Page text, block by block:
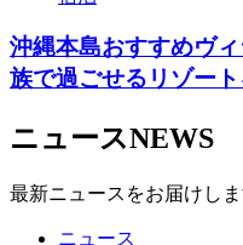
沖縄本島おすすめヴ
族で過ごせるリゾート
ニュースNEWS
最新ニュースをお届けしま
ニュース